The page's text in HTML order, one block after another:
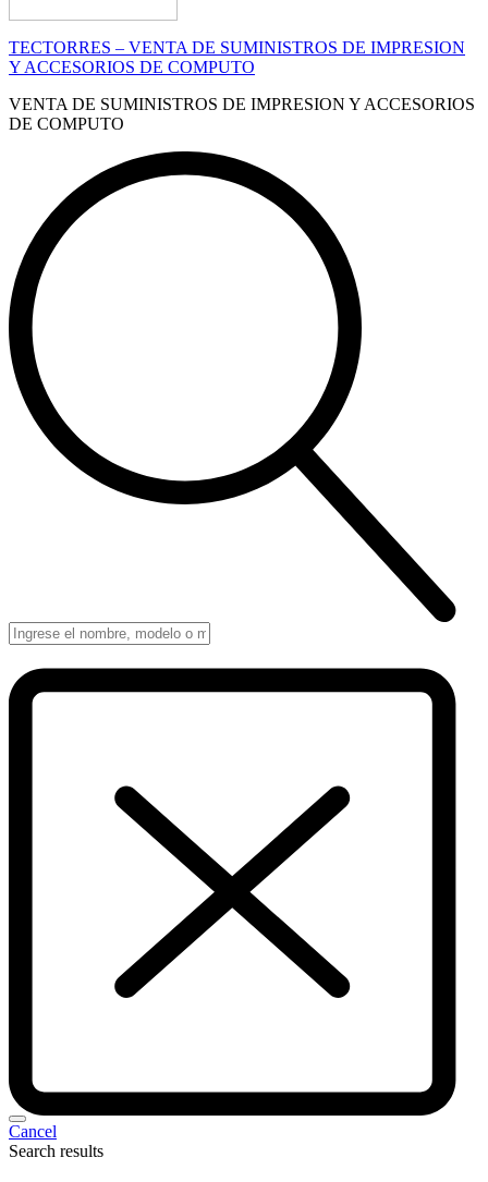
TECTORRES – VENTA DE SUMINISTROS DE IMPRESION
Y ACCESORIOS DE COMPUTO
VENTA DE SUMINISTROS DE IMPRESION Y ACCESORIOS
DE COMPUTO
Cancel
Search results